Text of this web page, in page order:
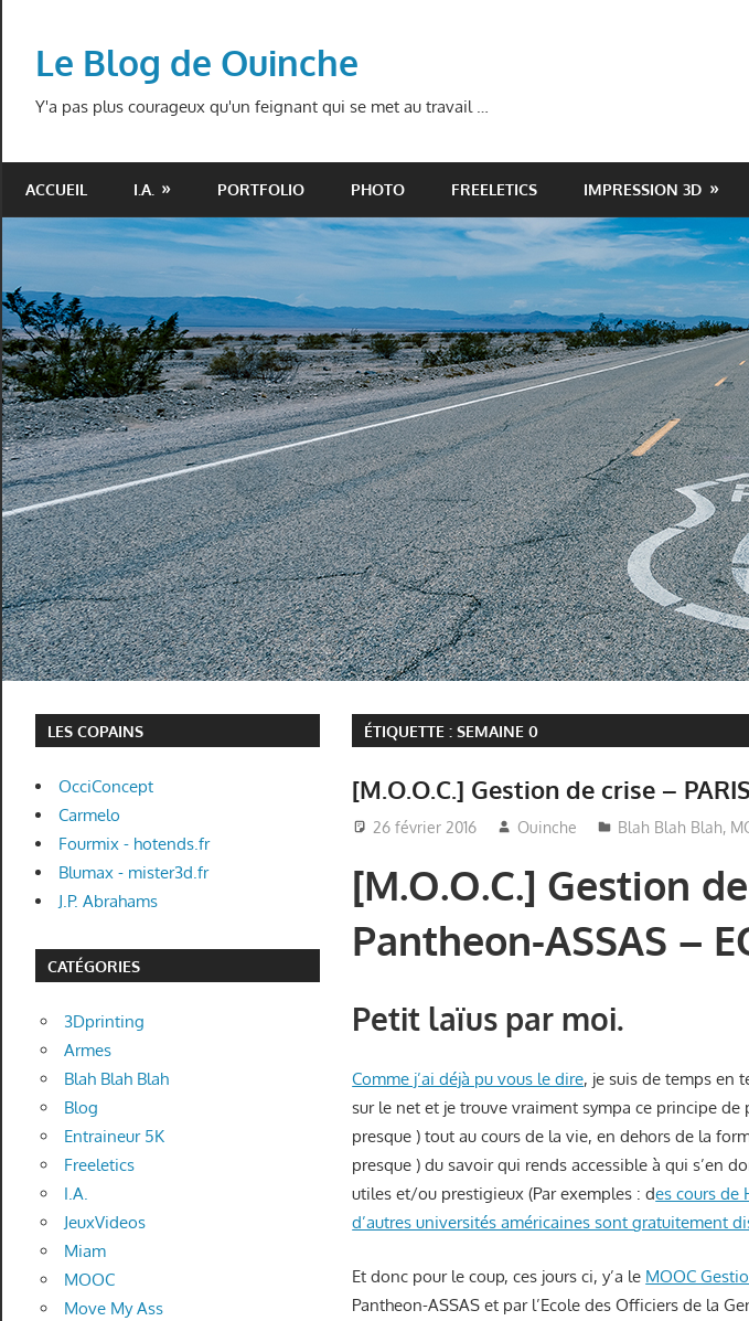
contentLe Blog de Ouinche
Y'a pas plus courageux qu'un feignant qui se met au travail …
ACCUEIL I.A. PORTFOLIO PHOTO FREELETICS IMPRESSION 3D
ÉTIQUETTE :SEMAINE 0
[M.O.O.C.] Gestion de crise –
26 février 2016 Ouinche Blah Blah Blah,
[M.O.O.C.] Gestion
Pantheon-ASSAS –
Petit laïus par moi.
Comme j’ai déjà pu vous le dire, je suis de temps en
sur le net et je trouve vraiment sympa ce principe
presque ) tout au cours de la vie, en dehors de la
presque ) du savoir qui rends accessible à qui s’en
utiles et/ou prestigieux (Par exemples : des cours de
d’autres universités américaines sont gratuitement
Et donc pour le coup, ces jours ci, y’a le MOOC
Pantheon-ASSAS et par l’Ecole des Officiers de la
LES COPAINS
OcciConcept
Carmelo
Fourmix - hotends.fr
Blumax - mister3d.fr
J.P. Abrahams
CATÉGORIES
3Dprinting
Armes
Blah Blah Blah
Blog
Entraineur 5K
Freeletics
I.A.
JeuxVideos
Miam
MOOC
Move My Ass